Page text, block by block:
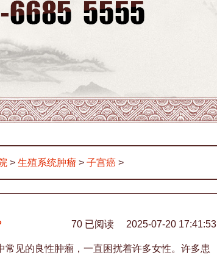
> 生殖系统肿瘤 > 子宫癌 >
70 已阅读 2025-07-20 17:41:53
常见的良性肿瘤，一直困扰着许多女性。许多患